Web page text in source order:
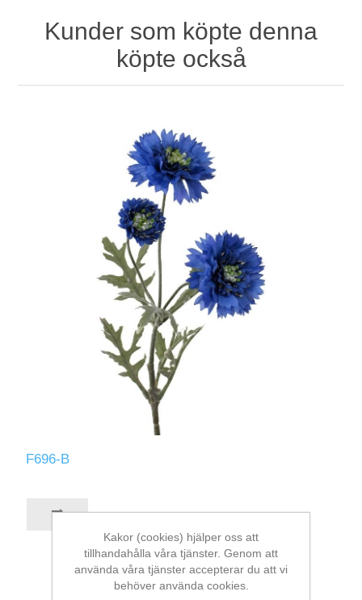
Kunder som köpte denna
köpte också
F696-B
Kakor (cookies) hjälper oss att
tillhandahålla våra tjänster. Genom att
använda våra tjänster accepterar du att vi
behöver använda cookies.